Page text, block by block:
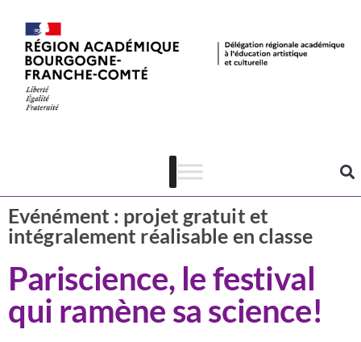
Evénément : projet gratuit et
intégralement réalisable en classe
Pariscience, le festival
qui ramène sa science!